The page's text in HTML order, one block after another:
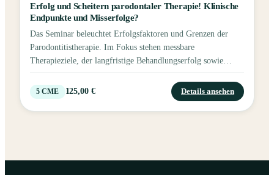
Erfolg und Scheitern parodontaler Therapie! Klinische
Endpunkte und Misserfolge?
Das Seminar beleuchtet Erfolgsfaktoren und Grenzen der
Parodontitistherapie. Im Fokus stehen messbare
Therapieziele, der langfristige Behandlungserfolg sowie
Strategien zum Erkennen, Vermeiden und Umgang mit
Misserfolgen.
5 CME 125,00 € Details ansehen